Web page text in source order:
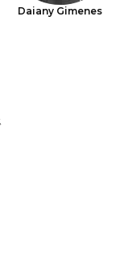
Daiany Gimenes